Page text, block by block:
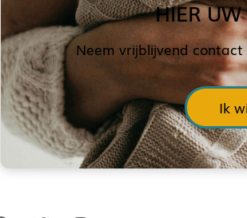
HIER UW
Neem vrijblijvend
Ik